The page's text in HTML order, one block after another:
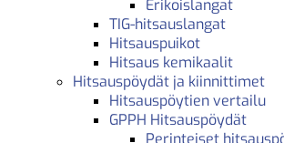
Erikoislangat
TIG-hitsauslangat
Hitsauspuikot
Hitsaus kemikaalit
Hitsauspöydät ja kiinnittimet
Hitsauspöytien vertailu
GPPH Hitsauspöydät
Perinteiset